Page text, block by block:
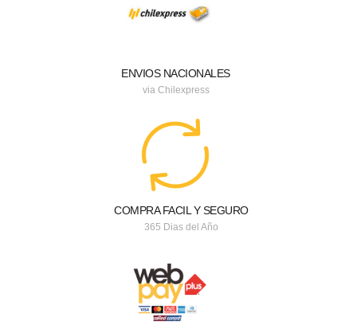
ENVIOS NACIONALES
via Chilexpress
COMPRA FACIL Y SEGURO
365 Dias del Año